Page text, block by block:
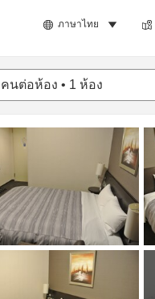
ภาษาไทย
คนต่อห้อง • 1 ห้อง